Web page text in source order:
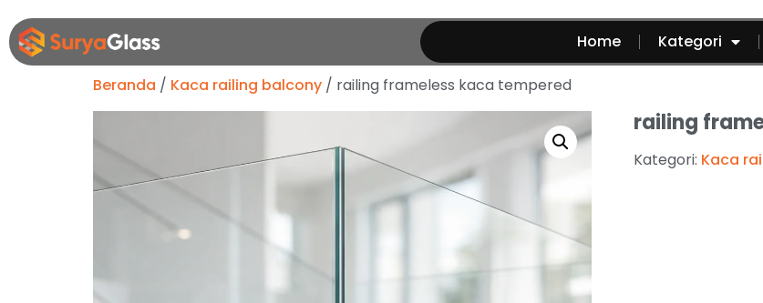
Home Kategori
Beranda / Kaca railing balcony / railing frameless kaca tempered
railing
Kategori: Kaca